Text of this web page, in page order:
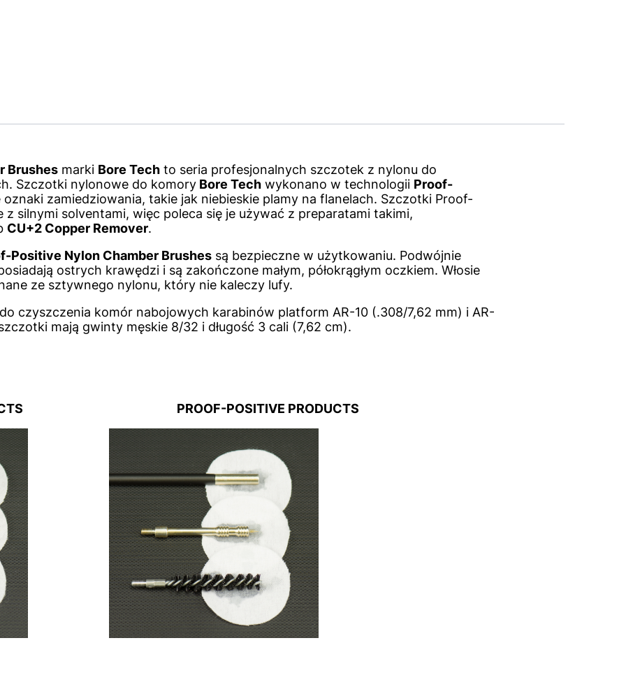
Brushes marki Bore Tech to seria profesjonalnych szczotek z nylonu do
Szczotki nylonowe do komory Bore Tech wykonano w technologii Proof-
oznaki zamiedziowania, takie jak niebieskie plamy na flanelach. Szczotki Proof-
silnymi solventami, więc poleca się je używać z preparatami takimi,
CU+2 Copper Remover.
Positive Nylon Chamber Brushes są bezpieczne w użytkowaniu. Podwójnie
ostrych krawędzi i są zakończone małym, półokrągłym oczkiem. Włosie
ze sztywnego nylonu, który nie kaleczy lufy.
czyszczenia komór nabojowych karabinów platform AR-10 (.308/7,62 mm) i AR-
mają gwinty męskie 8/32 i długość 3 cali (7,62 cm).
PROOF-POSITIVE PRODUCTS